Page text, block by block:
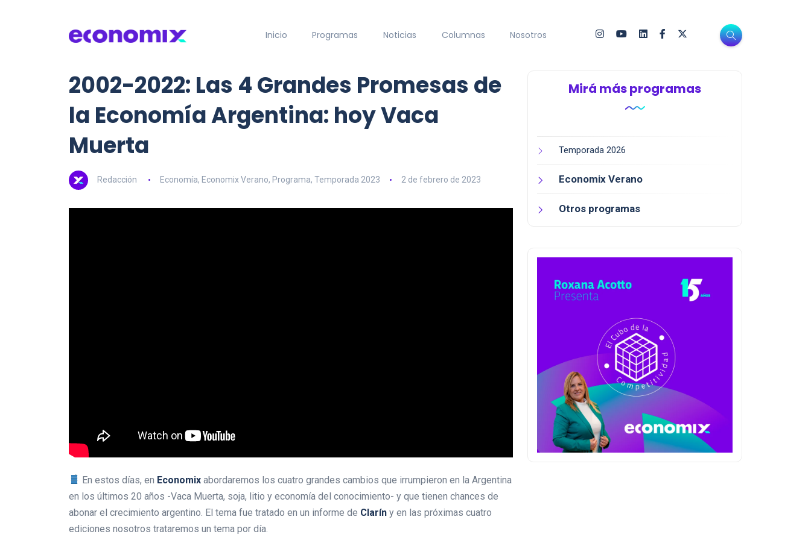
Inicio Programas Noticias Columnas Nosotros
2002-2022: Las 4 Grandes Promesas de
la Economía Argentina: hoy Vaca
Muerta
Redacción Economía, Economix Verano, Programa, Temporada 2023 2 de febrero de 2023
En estos días, en Economixabordaremos los cuatro grandes cambios que irrumpieron en la Argentina
en los últimos 20 años -Vaca Muerta, soja, litio y economía del conocimiento- y que tienen chances de
abonar el crecimiento argentino. El tema fue tratado en un informe de Clarín y en las próximas cuatro
ediciones nosotros trataremos un tema por día.
Mirá más programas
Temporada 2026
Economix Verano
Otros programas